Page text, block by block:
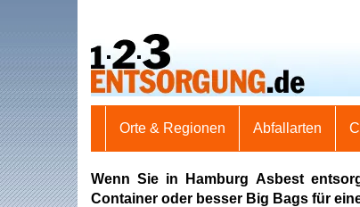
Orte & Regionen Abfallarten
Wenn Sie in Hamburg Asbest
Container oder besser Big Bags für